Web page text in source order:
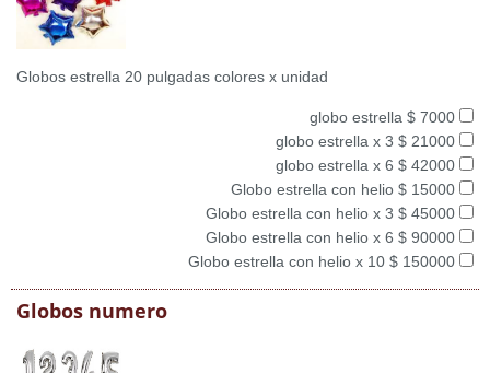
Globos estrella 20 pulgadas colores x unidad
globo estrella $ 7000
globo estrella x 3 $ 21000
globo estrella x 6 $ 42000
Globo estrella con helio $ 15000
Globo estrella con helio x 3 $ 45000
Globo estrella con helio x 6 $ 90000
Globo estrella con helio x 10 $ 150000
Globos numero